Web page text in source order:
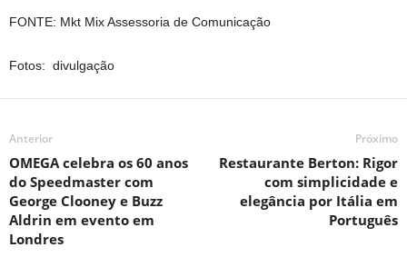
FONTE: Mkt Mix Assessoria de Comunicação
Fotos: divulgação
Anterior
OMEGA celebra os 60 anos
do Speedmaster com
George Clooney e Buzz
Aldrin em evento em
Londres
Próximo
Restaurante Berton: Rigor
com simplicidade e
elegância por Itália em
Português